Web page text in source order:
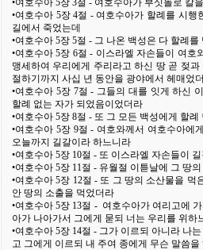
•여호수아 5장 3절 - 여호수아가 부싯돌로 칼
•여호수아 5장 4절 - 여호수아가 할례를 시
길에서 죽었는데
•여호수아 5장 5절 - 그 나온 백성은 다 할례
•여호수아 5장 6절 - 이스라엘 자손들이 여
맹세하여 우리에게 주리라고 하신 땅 곧 젖
절하기까지 사십 년 동안을 광야에서 헤매었
•여호수아 5장 7절 - 그들의 대를 잇게 하신
할례 없는 자가 되었음이었더라
•여호수아 5장 8절 - 또 그 모든 백성에게 할
•여호수아 5장 9절 - 여호와께서 여호수아
오늘까지 길갈이라 하느니라
•여호수아 5장 10절 - 또 이스라엘 자손들이
•여호수아 5장 11절 - 유월절 이튿날에 그 땅
•여호수아 5장 12절 - 또 그 땅의 소산물을
안 땅의 소출을 먹었더라
•여호수아 5장 13절 - 여호수아가 여리고에
아가 나아가서 그에게 묻되 너는 우리를 위하
•여호수아 5장 14절 - 그가 이르되 아니라 나
고 그에게 이르되 내 주여 종에게 무슨 말씀